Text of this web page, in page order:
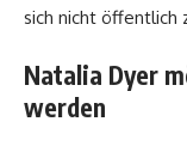
sich nicht öffentlich
Natalia Dyer
werden